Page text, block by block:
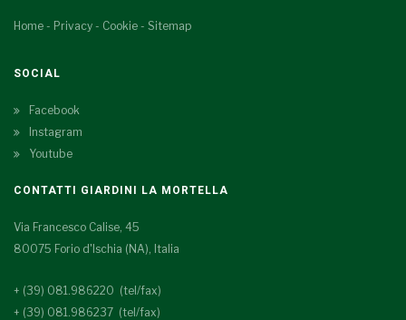
Home - Privacy - Cookie - Sitemap
SOCIAL
Facebook
Instagram
Youtube
CONTATTI GIARDINI LA MORTELLA
Via Francesco Calise, 45
80075 Forio d'Ischia (NA), Italia
+ (39) 081.986220 (tel/fax)
+ (39) 081.986237 (tel/fax)